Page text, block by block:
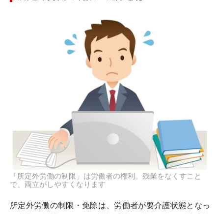
「所定外労働の制限」は労働者の権利。残業をなくすこと
で、両立がしやすくなります
所定外労働の制限・免除は、労働者が要介護状態となっ